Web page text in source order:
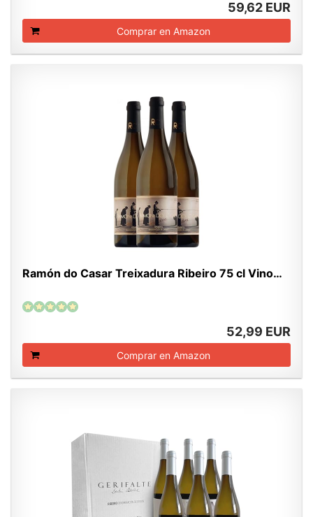
59,62 EUR
Comprar en Amazon
Ramón do Casar Treixadura Ribeiro 75 cl Vino…
52,99 EUR
Comprar en Amazon